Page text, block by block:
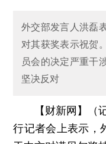
外交部发言人洪磊
对其获奖表示祝贺
员会的决定严重干
坚决反对
【财新网】（
行记者会上表示，